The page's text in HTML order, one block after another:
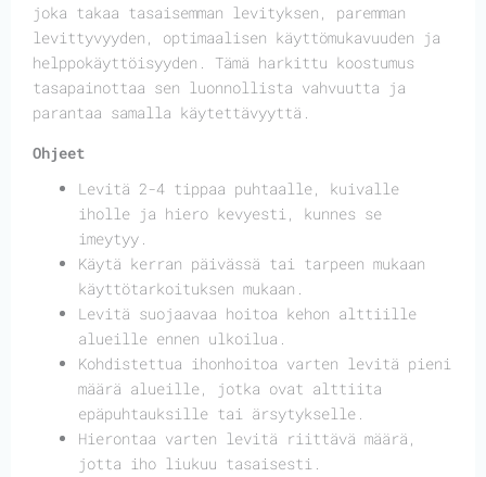
joka takaa tasaisemman levityksen, paremman
levittyvyyden, optimaalisen käyttömukavuuden ja
helppokäyttöisyyden. Tämä harkittu koostumus
tasapainottaa sen luonnollista vahvuutta ja
parantaa samalla käytettävyyttä.
Ohjeet
Levitä 2-4 tippaa puhtaalle, kuivalle
iholle ja hiero kevyesti, kunnes se
imeytyy.
Käytä kerran päivässä tai tarpeen mukaan
käyttötarkoituksen mukaan.
Levitä suojaavaa hoitoa kehon alttiille
alueille ennen ulkoilua.
Kohdistettua ihonhoitoa varten levitä pieni
määrä alueille, jotka ovat alttiita
epäpuhtauksille tai ärsytykselle.
Hierontaa varten levitä riittävä määrä,
jotta iho liukuu tasaisesti.